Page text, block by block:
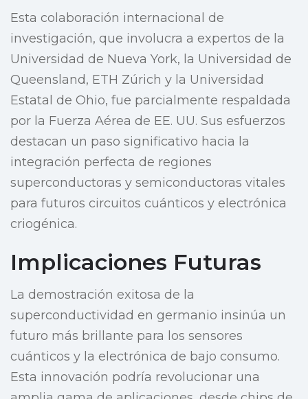
Esta colaboración internacional de
investigación, que involucra a expertos de la
Universidad de Nueva York, la Universidad de
Queensland, ETH Zúrich y la Universidad
Estatal de Ohio, fue parcialmente respaldada
por la Fuerza Aérea de EE. UU. Sus esfuerzos
destacan un paso significativo hacia la
integración perfecta de regiones
superconductoras y semiconductoras vitales
para futuros circuitos cuánticos y electrónica
criogénica.
Implicaciones Futuras
La demostración exitosa de la
superconductividad en germanio insinúa un
futuro más brillante para los sensores
cuánticos y la electrónica de bajo consumo.
Esta innovación podría revolucionar una